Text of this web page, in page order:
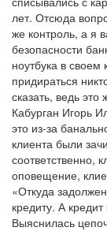
лет. Отсюда
же контроль, а я
безопасности
ноутбука в
придираться
сказать, ведь
Кабурган Игорь
это из-за
клиента были
соответственно,
оповещение,
«Откуда
кредиту. А
Выяснилась